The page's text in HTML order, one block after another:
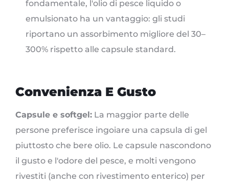
fondamentale, l'olio di pesce liquido o
emulsionato ha un vantaggio: gli studi
riportano un assorbimento migliore del 30–
300% rispetto alle capsule standard.
Convenienza E Gusto
Capsule e softgel: La maggior parte delle
persone preferisce ingoiare una capsula di gel
piuttosto che bere olio. Le capsule nascondono
il gusto e l'odore del pesce, e molti vengono
rivestiti (anche con rivestimento enterico) per